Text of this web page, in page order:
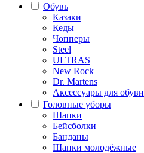
Обувь
Казаки
Кеды
Чопперы
Steel
ULTRAS
New Rock
Dr. Martens
Аксессуары для обуви
Головные уборы
Шапки
Бейсболки
Банданы
Шапки молодёжные